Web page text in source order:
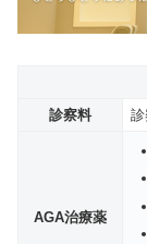
診察料
AGA治療薬